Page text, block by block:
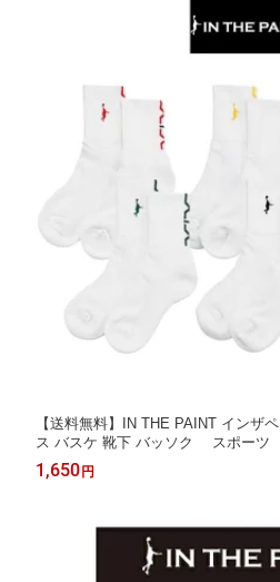
【送料無料】IN THE PAINT インザ
ス バスケ 靴下 バッソク スポーツ
1,650 円